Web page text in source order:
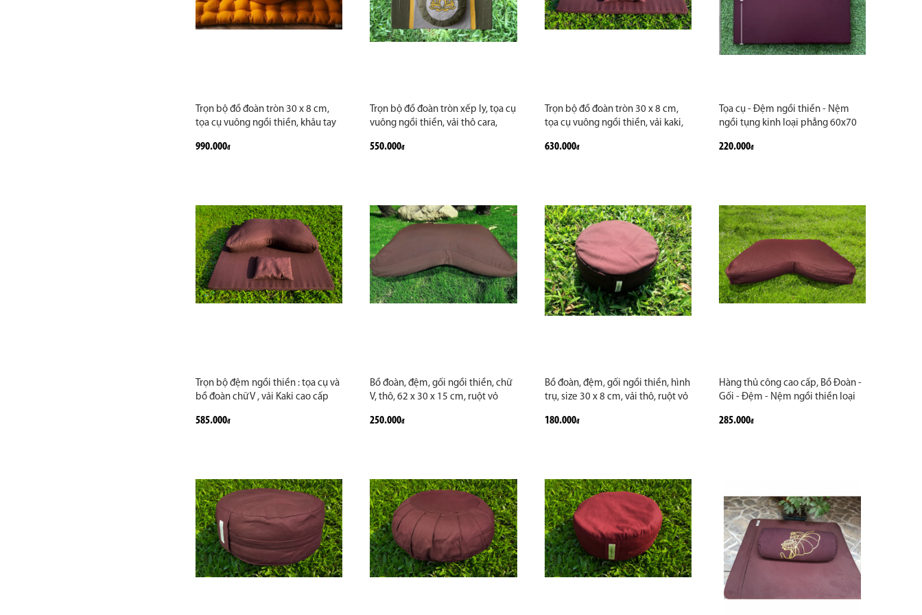
Trọn bộ đồ đoàn tròn 30 x 8 cm,
tọa cụ vuông ngồi thiền, khâu tay
nhiên, màu nâu, đỏ đô. Hàng thủ
990.000đ
Trọn bộ đồ đoàn tròn xếp ly, tọa cụ
vuông ngồi thiền, vải thô cara,
nhiều màu, vẽ theo yêu cầu, hàng
550.000đ
Trọn bộ đồ đoàn tròn 30 x 8 cm,
tọa cụ vuông ngồi thiền, vải kaki,
vẽ logo hoa văn theo yêu cầu,
630.000đ
Tọa cụ - Đệm ngồi thiền - Nệm
ngồi tụng kinh loại phẳng 60x70
cao cấp
220.000đ
Trọn bộ đệm ngồi thiền : tọa cụ và
bồ đoàn chữ V , vải Kaki cao cấp
585.000đ
Bồ đoàn, đệm, gối ngồi thiền, chữ
V, thô, 62 x 30 x 15 cm, ruột vỏ
thiền lâu không mỏi
250.000đ
Bồ đoàn, đệm, gối ngồi thiền, hình
trụ, size 30 x 8 cm, vải thô, ruột vỏ
ngồi thiền lâu không mỏi
180.000đ
Hàng thủ công cao cấp, Bồ Đoàn -
Gối - Đệm - Nệm ngồi thiền loại
thiền lâu đỡ tê mỏi
285.000đ